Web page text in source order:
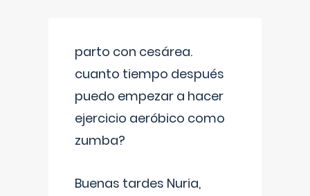
parto con cesárea.
cuanto tiempo después
puedo empezar a hacer
ejercicio aeróbico como
zumba?
Buenas tardes Nuria,